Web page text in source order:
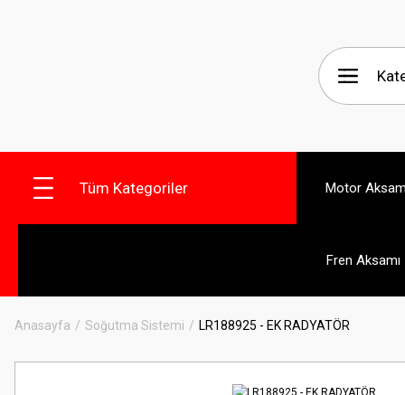
Tüm Kategoriler Motor
Fren Aksamı
Anasayfa Soğutma Sistemi LR188925 - EK RADYATÖR